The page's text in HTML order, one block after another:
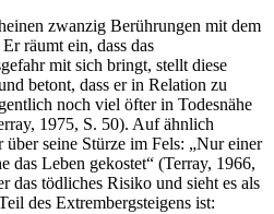
zwanzig Berührungen mit dem
räumt ein, dass das
mit sich bringt, stellt diese
betont, dass er in Relation zu
noch viel öfter in Todesnähe
1975, S. 50). Auf ähnlich
über seine Stürze im Fels: „Nur einer
das Leben gekostet“ (Terray, 1966,
das tödliches Risiko und sieht es als
des Extrembergsteigens ist: